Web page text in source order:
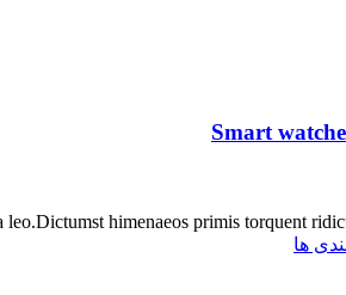
Smart
himenaeos primis torquent
ها